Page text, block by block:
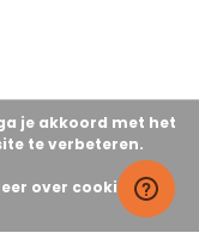
je akkoord met het
te verbeteren.
over cookies »